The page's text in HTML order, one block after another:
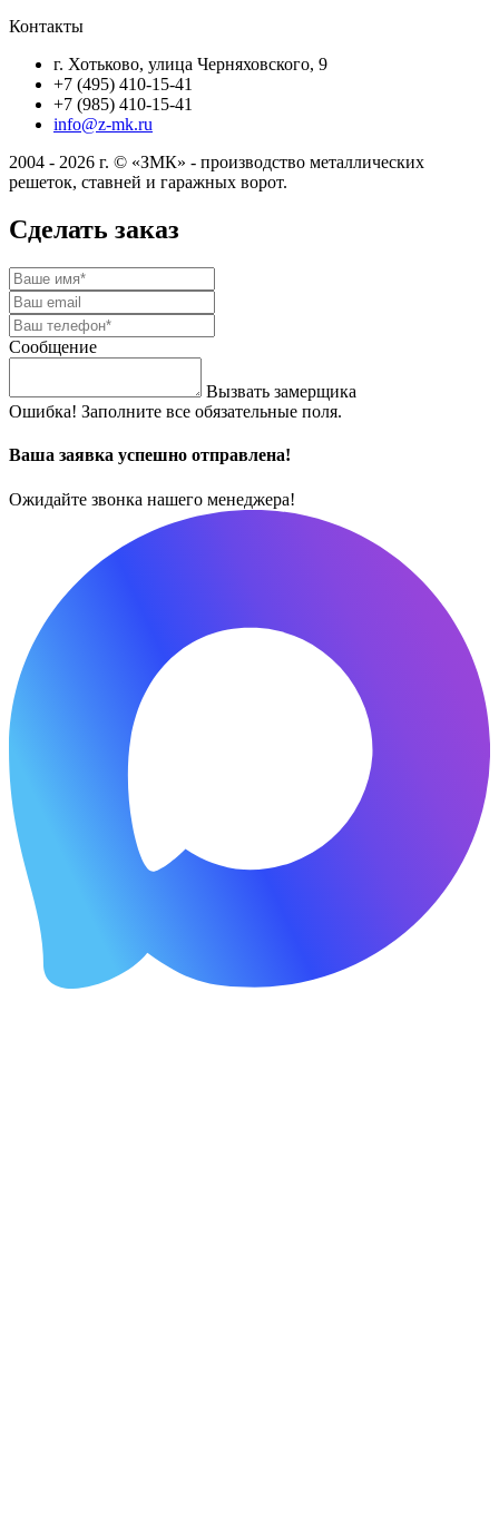
Контакты
г. Хотьково, улица Черняховского, 9
+7 (495) 410-15-41
+7 (985) 410-15-41
info@z-mk.ru
2004 - 2026 г. © «ЗМК» - производство металлических
решеток, ставней и гаражных ворот.
Сделать заказ
Сообщение
Вызвать замерщика
Ошибка! Заполните все обязательные поля.
Ваша заявка успешно отправлена!
Ожидайте звонка нашего менеджера!